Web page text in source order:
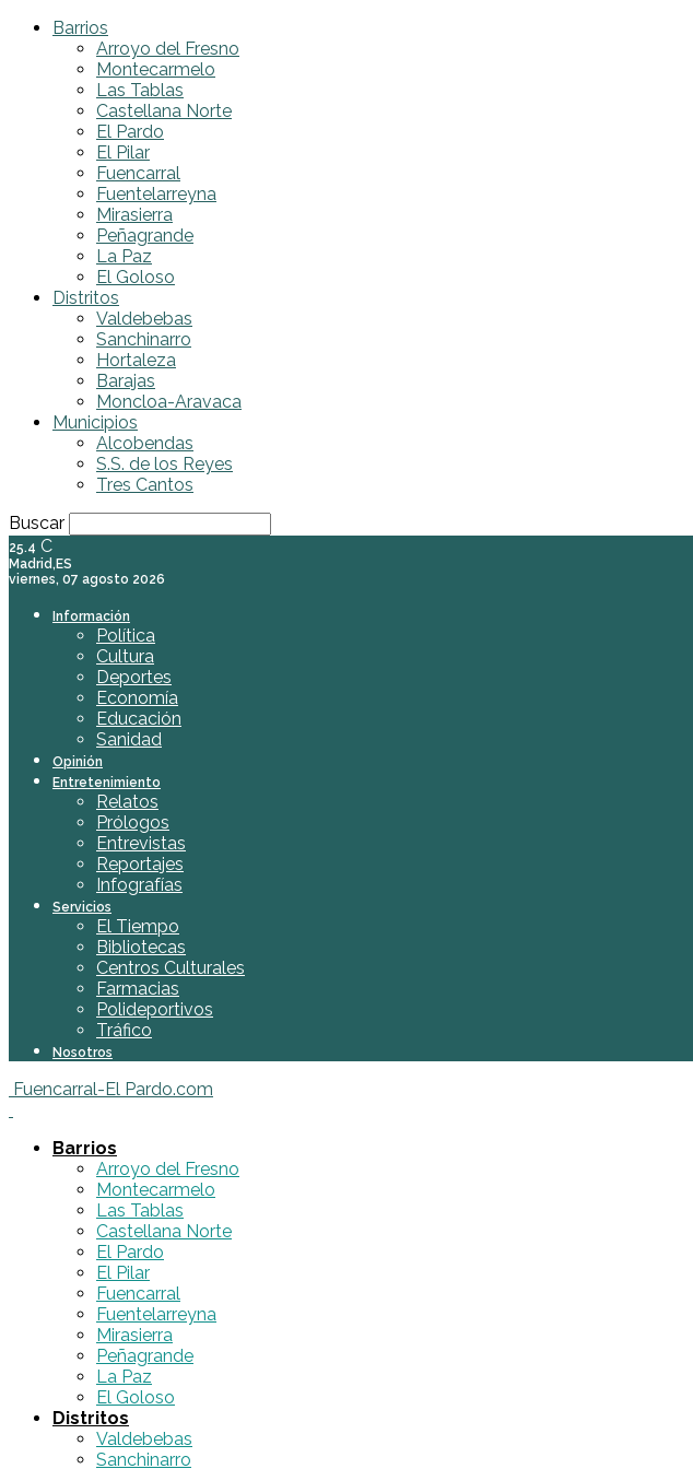
Barrios
Arroyo del Fresno
Montecarmelo
Las Tablas
Castellana Norte
El Pardo
El Pilar
Fuencarral
Fuentelarreyna
Mirasierra
Peñagrande
La Paz
El Goloso
Distritos
Valdebebas
Sanchinarro
Hortaleza
Barajas
Moncloa-Aravaca
Municipios
Alcobendas
S.S. de los Reyes
Tres Cantos
Buscar
25.4 C
Madrid,ES
viernes, 07 agosto 2026
Información
Política
Cultura
Deportes
Economía
Educación
Sanidad
Opinión
Entretenimiento
Relatos
Prólogos
Entrevistas
Reportajes
Infografías
Servicios
El Tiempo
Bibliotecas
Centros Culturales
Farmacias
Polideportivos
Tráfico
Nosotros
Fuencarral-El Pardo.com
Barrios
Arroyo del Fresno
Montecarmelo
Las Tablas
Castellana Norte
El Pardo
El Pilar
Fuencarral
Fuentelarreyna
Mirasierra
Peñagrande
La Paz
El Goloso
Distritos
Valdebebas
Sanchinarro